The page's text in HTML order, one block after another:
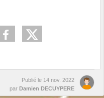
Publié le 14 nov. 2022
par Damien DECUYPERE